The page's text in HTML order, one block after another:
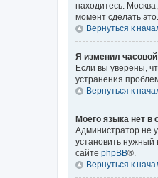
находитесь:
момент сделать это.
Вернуться к
Я изменил
Если вы уверены,
устранения
Вернуться к
Моего языка нет в
Администратор не
установить нужный
сайте phpBB®.
Вернуться к